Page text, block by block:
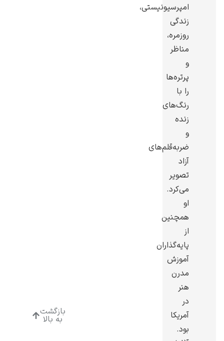
امپرسیونیستی،
زندگی
روزمره،
مناظر
و
پرتره‌ها
را با
رنگ‌های
زنده
و
ضربه‌قلم‌های
آزاد
تصویر
می‌کرد.
او
همچنین
از
پایه‌گذاران
آموزش
مدرن
هنر
در
آمریکا
بود.
بازگشت
به بالا